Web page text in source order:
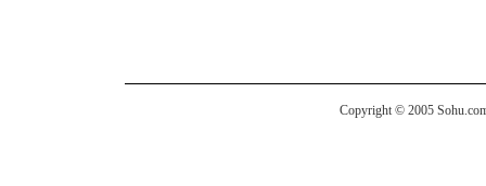
Copyright © 2005